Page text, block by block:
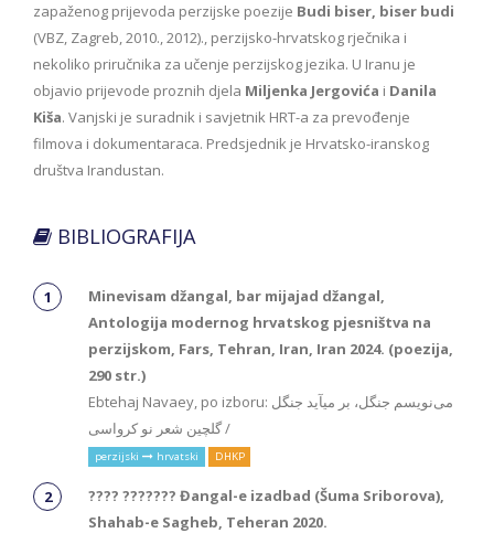
zapaženog prijevoda perzijske poezije Budi biser, biser budi
(VBZ, Zagreb, 2010., 2012)., perzijsko-hrvatskog rječnika i
nekoliko priručnika za učenje perzijskog jezika. U Iranu je
objavio prijevode proznih djela Miljenka Jergovića i Danila
Kiša. Vanjski je suradnik i savjetnik HRT-a za prevođenje
filmova i dokumentaraca. Predsjednik je Hrvatsko-iranskog
društva Irandustan.
BIBLIOGRAFIJA
Minevisam džangal, bar mijajad džangal,
Antologija modernog hrvatskog pjesništva na
perzijskom, Fars, Tehran, Iran, Iran 2024. (poezija,
290 str.)
Ebtehaj Navaey, po izboru: می‌نویسم جنگل، بر میآید جنگل
/ گلچین شعر نو کرواسی
perzijski hrvatski DHKP
???? ??????? Đangal-e izadbad (Šuma Sriborova),
Shahab-e Sagheb, Teheran 2020.